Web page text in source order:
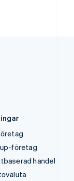
företag
handel